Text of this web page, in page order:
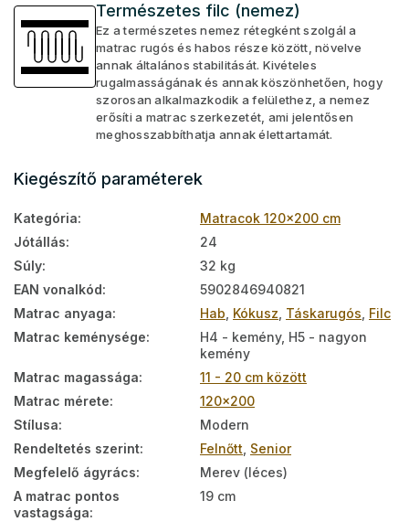
Természetes filc (nemez)
Ez a természetes nemez rétegként szolgál a
matrac rugós és habos része között, növelve
annak általános stabilitását. Kivételes
rugalmasságának és annak köszönhetően, hogy
szorosan alkalmazkodik a felülethez, a nemez
erősíti a matrac szerkezetét, ami jelentősen
meghosszabbíthatja annak élettartamát.
Kiegészítő paraméterek
Kategória:
Matracok 120x200 cm
Jótállás:
24
Súly:
32 kg
EAN vonalkód:
5902846940821
Matrac anyaga: Hab Kókusz Táskarugós Filc
Matrac keménysége:
H4 - kemény, H5 - nagyon
kemény
Matrac magassága:
11 - 20 cm között
Matrac mérete:
120x200
Stílusa:
Modern
Rendeltetés szerint: Felnőtt Senior
Megfelelő ágyrács:
Merev (léces)
A matrac pontos
vastagsága:
19 cm